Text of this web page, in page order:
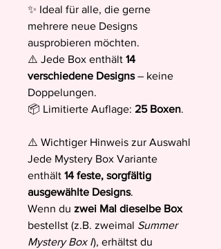
✨ Ideal für alle, die gerne
mehrere neue Designs
ausprobieren möchten.
⚠️ Jede Box enthält 14
verschiedene Designs– keine
Doppelungen.
📦 Limitierte Auflage: 25 Boxen.
⚠️ Wichtiger Hinweis zur Auswahl
Jede Mystery Box Variante
enthält 14 feste, sorgfältig
ausgewählte Designs.
Wenn du zwei Mal dieselbe Box
bestellst (z.B. zweimal Summer
Mystery Box I), erhältst du